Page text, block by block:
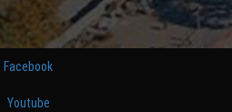
Facebook
Youtube